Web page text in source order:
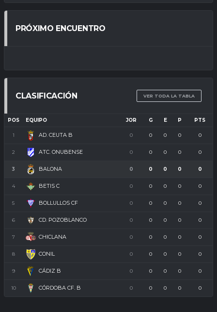
PRÓXIMO ENCUENTRO
CLASIFICACIÓN VER TODA LA TABLA
POS EQUIPO JOR G E P PTS
1 AD. CEUTA B 0 0 0 0 0
2 ATC. ONUBENSE 0 0 0 0 0
3 BALONA 0 0 0 0 0
4 BETIS C 0 0 0 0 0
5 BOLLULLOS CF 0 0 0 0 0
6 CD. POZOBLANCO 0 0 0 0 0
7 CHICLANA 0 0 0 0 0
8 CONIL 0 0 0 0 0
9 CÁDIZ B 0 0 0 0 0
10 CÓRDOBA CF. B 0 0 0 0 0